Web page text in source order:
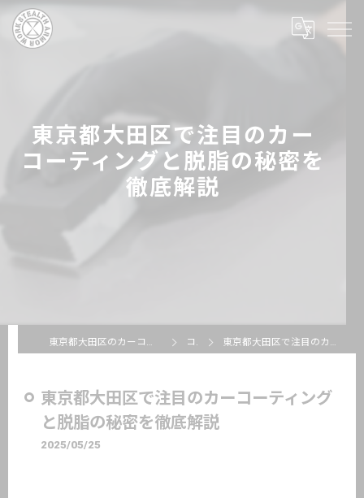
東京都大田区で注目のカー
コーティングと脱脂の秘密を
徹底解説
東京都大田区のカーコーティングならSTEALTH ARMOR WORKS コラム 東京都大田区で注目のカーコーティングと脱脂の秘密を徹底解説
東京都大田区で注目のカーコーティング
と脱脂の秘密を徹底解説
2025/05/25